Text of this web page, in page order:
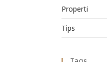
Properti
Tips